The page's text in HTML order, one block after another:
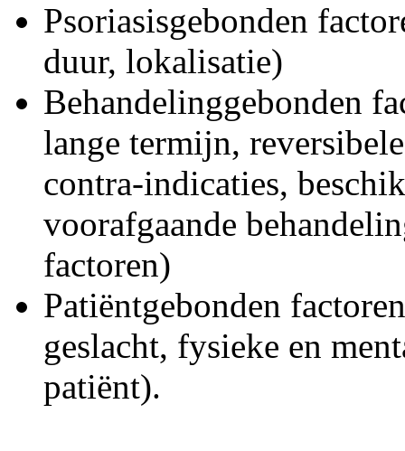
Psoriasisgebonden
duur, lokalisatie)
Behandelinggebonden
lange termijn,
contra-indicaties,
voorafgaande
factoren)
Patiëntgebonden
geslacht, fysieke en
patiënt).